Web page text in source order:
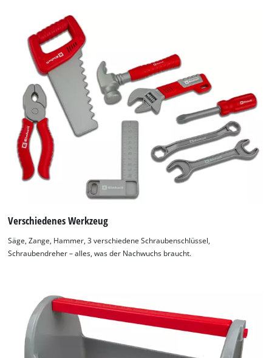
Verschiedenes Werkzeug
Säge, Zange, Hammer, 3 verschiedene Schraubenschlüssel,
Schraubendreher – alles, was der Nachwuchs braucht.